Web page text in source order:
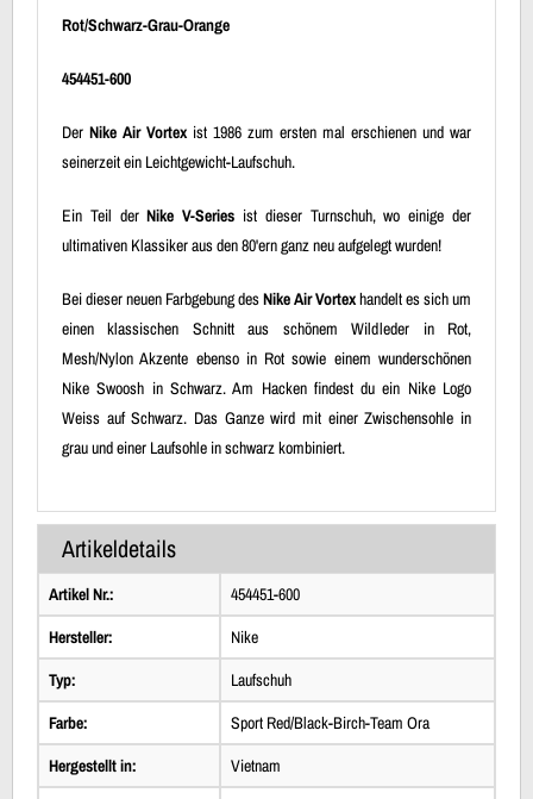
Rot/Schwarz-Grau-Orange
454451-600
Der Nike Air Vortex ist 1986 zum ersten mal erschienen und war
seinerzeit ein Leichtgewicht-Laufschuh.
Ein Teil derNike V-Series ist dieser Turnschuh, wo einige der
ultimativen Klassiker aus den 80'ern ganz neu aufgelegt wurden!
Bei dieser neuen Farbgebung desNike Air Vortexhandelt es sich um
einen klassischen Schnitt aus schönem Wildleder in Rot,
Mesh/Nylon Akzente ebenso in Rot sowie einem wunderschönen
Nike Swoosh in Schwarz. Am Hacken findest du ein Nike Logo
Weiss auf Schwarz. Das Ganze wird mit einer Zwischensohle in
grau und einer Laufsohle in schwarz kombiniert.
Artikeldetails
Artikel Nr.:
454451-600
Hersteller:
Nike
Typ:
Laufschuh
Farbe:
Sport Red/Black-Birch-Team Ora
Hergestellt in:
Vietnam